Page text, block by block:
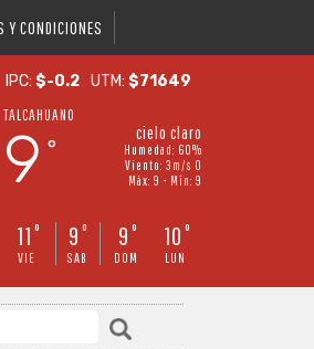
Y CONDICIONES
IPC:$-0.2 UTM:$71649
TALCAHUANO
9 °
cielo claro
Humedad: 60%
Viento: 3m/s O
Máx: 9 • Mín: 9
11 °
VIE
9 °
SAB
9 °
DOM
10 °
LUN